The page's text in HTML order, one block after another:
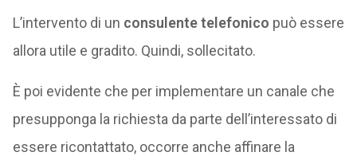
L’intervento di un consulente telefonico può essere
allora utile e gradito. Quindi, sollecitato.
È poi evidente che per implementare un canale che
presupponga la richiesta da parte dell’interessato di
essere ricontattato, occorre anche affinare la